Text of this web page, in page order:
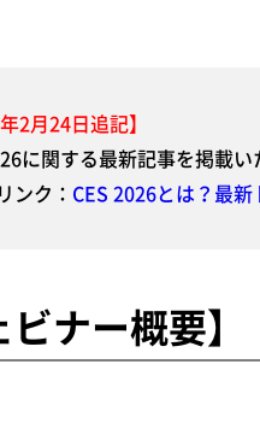
2月24日追記】
に関する最新記事を掲載
ンク： CES 2026とは？最
ビナー概要】